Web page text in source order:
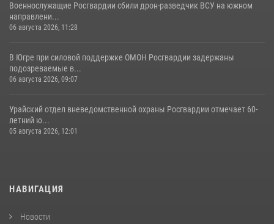
Военнослужащие Росгвардии сбили дрон-разведчик ВСУ на южном
направлени...
06 августа 2026, 11:28
В Югре при силовой поддержке ОМОН Росгвардии задержаны
подозреваемые в...
06 августа 2026, 09:07
Урайский отдел вневедомственной охраны Росгвардии отмечает 60-
летний ю...
05 августа 2026, 12:01
НАВИГАЦИЯ
Новости